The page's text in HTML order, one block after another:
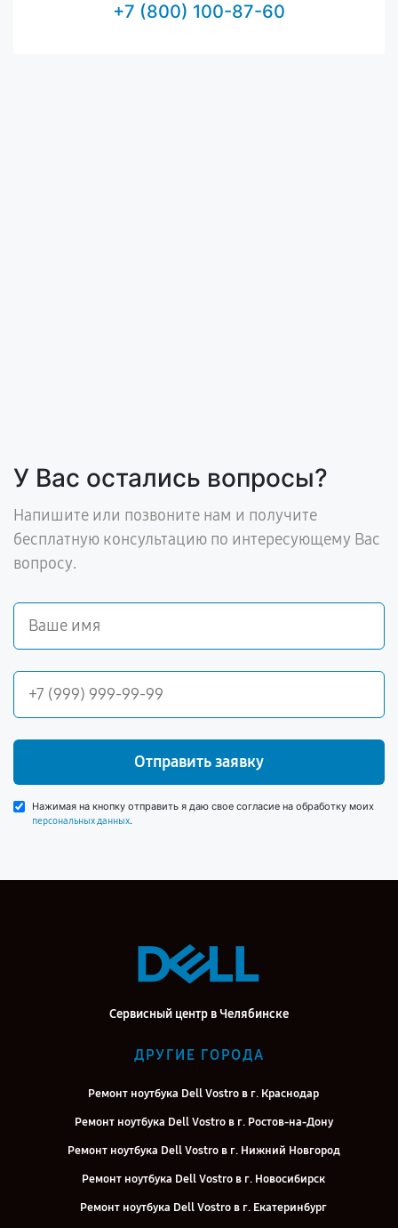
+7 (800) 100-87-60
У Вас остались вопросы?
Напишите или позвоните нам и получите
бесплатную консультацию по интересующему Вас
вопросу.
Отправить заявку
Нажимая на кнопку отправить я даю свое согласие на обработку моих
персональных данных.
Сервисный центр в Челябинске
ДРУГИЕ ГОРОДА
Ремонт ноутбука Dell Vostro в г. Краснодар
Ремонт ноутбука Dell Vostro в г. Ростов-на-Дону
Ремонт ноутбука Dell Vostro в г. Нижний Новгород
Ремонт ноутбука Dell Vostro в г. Новосибирск
Ремонт ноутбука Dell Vostro в г. Екатеринбург